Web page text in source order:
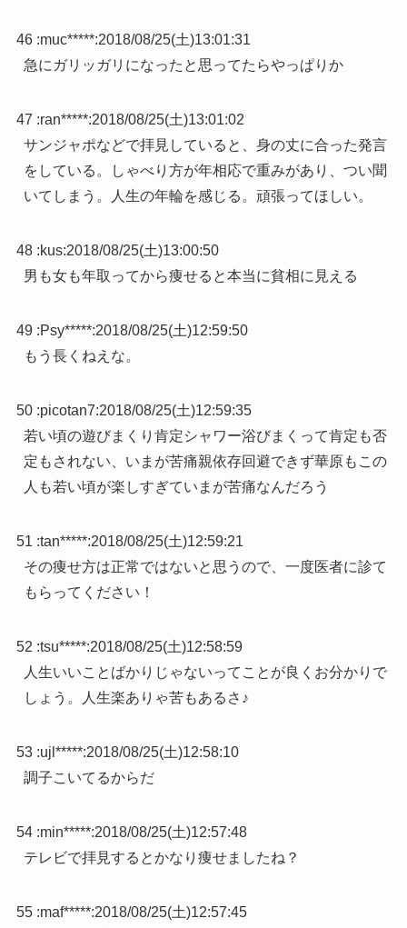
46 :muc*****:2018/08/25(土)13:01:31
急にガリッガリになったと思ってたらやっぱりか
47 :ran*****:2018/08/25(土)13:01:02
サンジャポなどで拝見していると、身の丈に合った発言
をしている。しゃべり方が年相応で重みがあり、つい聞
いてしまう。人生の年輪を感じる。頑張ってほしい。
48 :kus:2018/08/25(土)13:00:50
男も女も年取ってから痩せると本当に貧相に見える
49 :Psy*****:2018/08/25(土)12:59:50
もう長くねえな。
50 :picotan7:2018/08/25(土)12:59:35
若い頃の遊びまくり肯定シャワー浴びまくって肯定も否
定もされない、いまが苦痛親依存回避できず華原もこの
人も若い頃が楽しすぎていまが苦痛なんだろう
51 :tan*****:2018/08/25(土)12:59:21
その痩せ方は正常ではないと思うので、一度医者に診て
もらってください！
52 :tsu*****:2018/08/25(土)12:58:59
人生いいことばかりじゃないってことが良くお分かりで
しょう。人生楽ありゃ苦もあるさ♪
53 :ujl*****:2018/08/25(土)12:58:10
調子こいてるからだ
54 :min*****:2018/08/25(土)12:57:48
テレビで拝見するとかなり痩せましたね？
55 :maf*****:2018/08/25(土)12:57:45